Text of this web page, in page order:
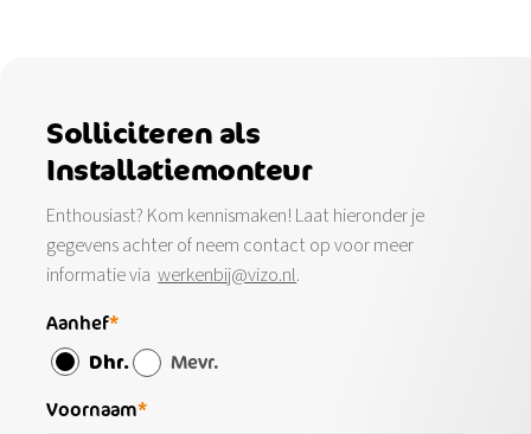
Solliciteren als
Installatiemonteur
Enthousiast? Kom kennismaken! Laat hieronder je
gegevens achter of neem contact op voor meer
informatie viawerkenbij@vizo.nl.
Aanhef
Dhr.
Mevr.
Voornaam